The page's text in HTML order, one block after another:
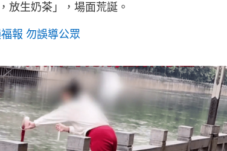
e
放生奶茶」，場面荒誕。
報 勿誤導公眾